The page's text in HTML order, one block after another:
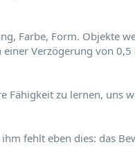
Farbe, Form. Objekte
Verzögerung von
Fähigkeit zu lernen, uns
fehlt eben dies: das